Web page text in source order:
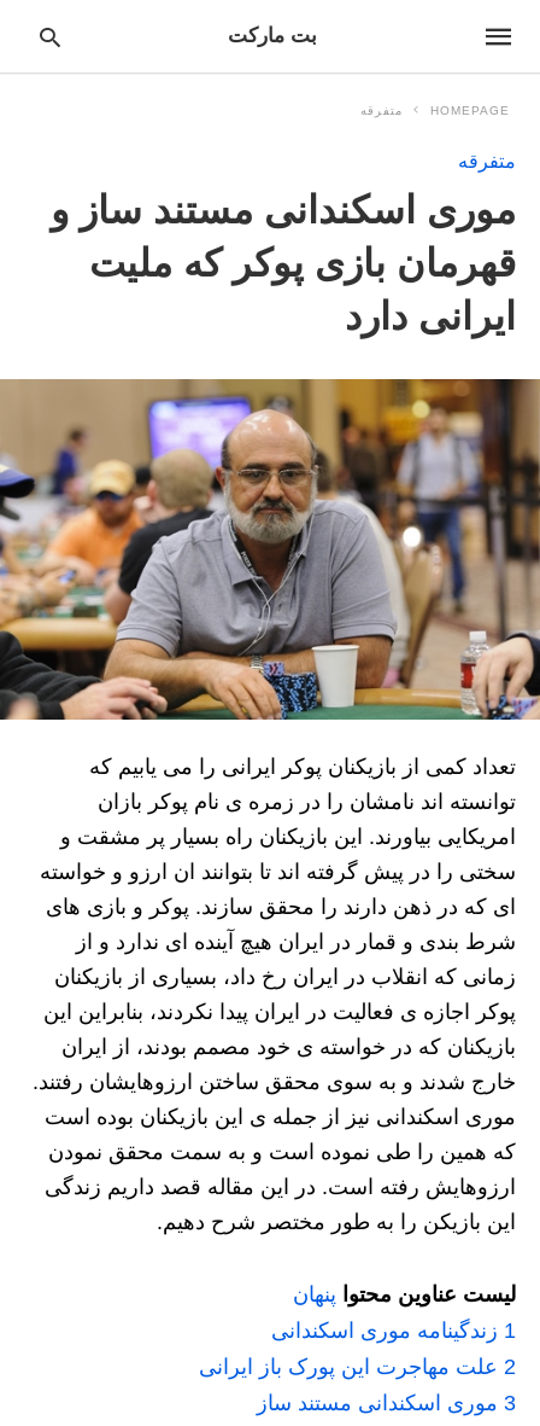
بت مارکت
HOMEPAGE متفرقه
متفرقه
موری اسکندانی مستند ساز و
قهرمان بازی پوکر که ملیت
ایرانی دارد
تعداد کمی از بازیکنان پوکر ایرانی را می یابیم که
توانسته اند نامشان را در زمره ی نام پوکر بازان
امریکایی بیاورند. این بازیکنان راه بسیار پر مشقت و
سختی را در پیش گرفته اند تا بتوانند ان ارزو و خواسته
ای که در ذهن دارند را محقق سازند. پوکر و بازی های
شرط بندی و قمار در ایران هیچ آینده ای ندارد و از
زمانی که انقلاب در ایران رخ داد، بسیاری از بازیکنان
پوکر اجازه ی فعالیت در ایران پیدا نکردند، بنابراین این
بازیکنان که در خواسته ی خود مصمم بودند، از ایران
خارج شدند و به سوی محقق ساختن ارزوهایشان رفتند.
موری اسکندانی نیز از جمله ی این بازیکنان بوده است
که همین را طی نموده است و به سمت محقق نمودن
ارزوهایش رفته است. در این مقاله قصد داریم زندگی
این بازیکن را به طور مختصر شرح دهیم.
لیست عناوین محتوا پنهان
1 زندگینامه موری اسکندانی
2 علت مهاجرت این پورک باز ایرانی
3 موری اسکندانی مستند ساز